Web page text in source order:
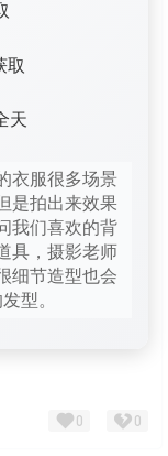
取
天
衣服很多场景
是拍出来效果
我们喜欢的背
具，摄影老师
细节造型也会
型。
0 0